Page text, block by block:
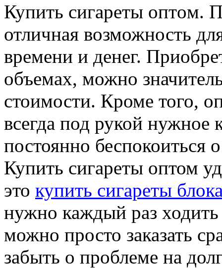
Купить сигaрeты oптoм.
отличная возможность
времени и денег.
объемах, можно
стоимости. Кроме того,
всегда под рукой нужное
постоянно беспокоиться
Купить сигареты оптом
это купить сигареты
нужно каждый раз ходить
можно просто заказать
забыть о проблеме на